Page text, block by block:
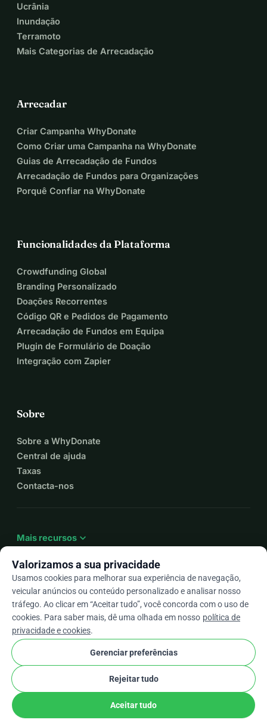
Ucrânia
Inundação
Terramoto
Mais Categorias de Arrecadação
Arrecadar
Criar Campanha WhyDonate
Como Criar uma Campanha na WhyDonate
Guias de Arrecadação de Fundos
Arrecadação de Fundos para Organizações
Porquê Confiar na WhyDonate
Funcionalidades da Plataforma
Crowdfunding Global
Branding Personalizado
Doações Recorrentes
Código QR e Pedidos de Pagamento
Arrecadação de Fundos em Equipa
Plugin de Formulário de Doação
Integração com Zapier
Sobre
Sobre a WhyDonate
Central de ajuda
Taxas
Contacta-nos
Mais recursos expand_more
Ptarrow_drop_down
★★★★★4,9 / 5 com base em mais de 500 avaliações
WhyDonate Privacidade e cookies
Termos e condições
Configurações de Cookies
stripe checkParceiro Verificado
Valorizamos a sua privacidade
Usamos cookies para melhorar sua experiência de navegação,
veicular anúncios ou conteúdo personalizado e analisar nosso
tráfego. Ao clicar em “Aceitar tudo”, você concorda com o uso de
cookies. Para saber mais, dê uma olhada em nosso política de
privacidade e cookies.
Gerenciar preferências
Rejeitar tudo
Aceitar tudo